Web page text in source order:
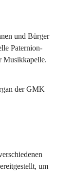
und Bürger
Paternion-
Musikkapelle.
der GMK
um